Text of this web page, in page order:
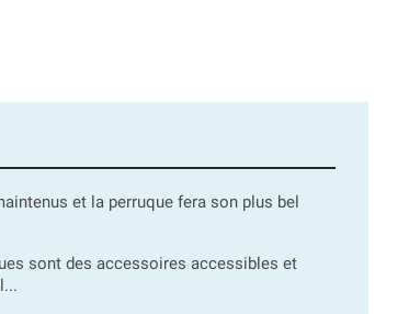
et la perruque fera son plus bel
sont des accessoires accessibles et